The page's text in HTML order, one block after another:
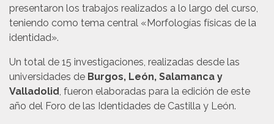
presentaron los trabajos realizados a lo largo del curso,
teniendo como tema central «Morfologías físicas de la
identidad».
Un total de 15 investigaciones, realizadas desde las
universidades de Burgos, León, Salamanca y
Valladolid, fueron elaboradas para la edición de este
año del Foro de las Identidades de Castilla y León.